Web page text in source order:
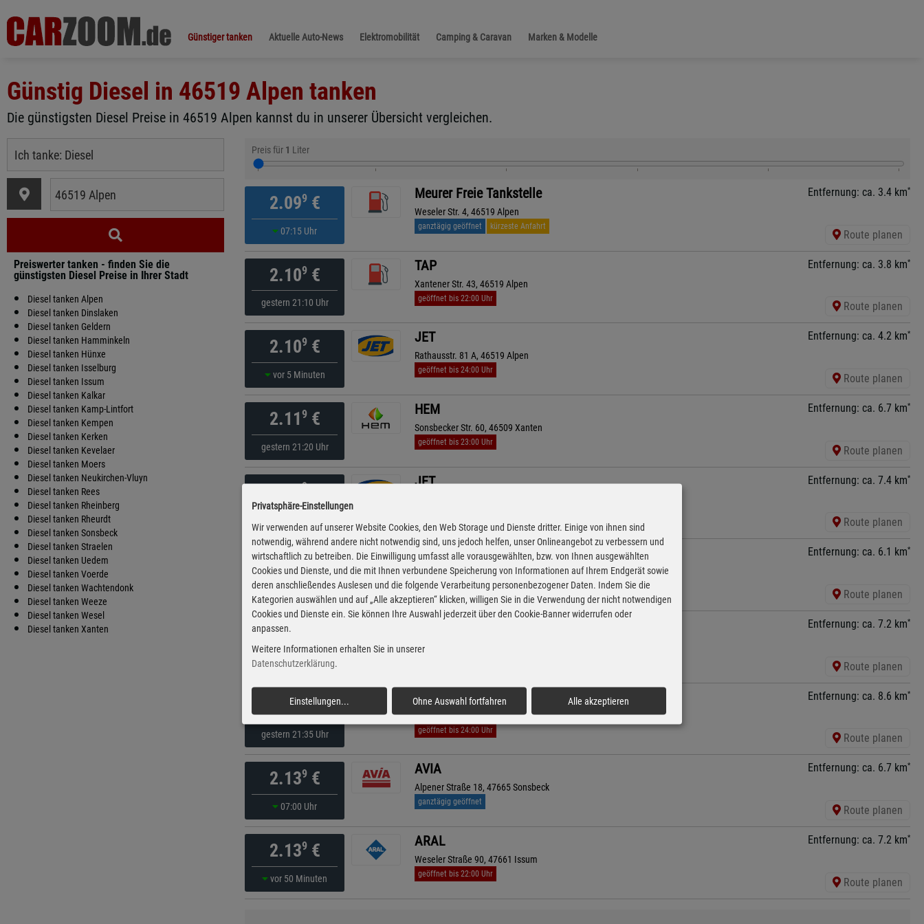
Günstiger tanken Aktuelle Auto-News Elektromobilität Camping & Caravan Marken & Modelle
Günstig Diesel in 46519 Alpen tanken
Die günstigsten Diesel Preise in 46519 Alpen kannst du in unserer Übersicht vergleichen.
Preiswerter tanken - finden Sie die
günstigsten Diesel Preise in Ihrer Stadt
Diesel tanken Alpen
Diesel tanken Dinslaken
Diesel tanken Geldern
Diesel tanken Hamminkeln
Diesel tanken Hünxe
Diesel tanken Isselburg
Diesel tanken Issum
Diesel tanken Kalkar
Diesel tanken Kamp-Lintfort
Diesel tanken Kempen
Diesel tanken Kerken
Diesel tanken Kevelaer
Diesel tanken Moers
Diesel tanken Neukirchen-Vluyn
Diesel tanken Rees
Diesel tanken Rheinberg
Diesel tanken Rheurdt
Diesel tanken Sonsbeck
Diesel tanken Straelen
Diesel tanken Uedem
Diesel tanken Voerde
Diesel tanken Wachtendonk
Diesel tanken Weeze
Diesel tanken Wesel
Diesel tanken Xanten
Preis für 1 Liter
2.099€
07:15 Uhr
Meurer Freie Tankstelle
Weseler Str. 4, 46519 Alpen
ganztägig geöffnet kürzeste Anfahrt
Entfernung: ca. 3.4 km*
Route planen
2.109€
gestern 21:10 Uhr
TAP
Xantener Str. 43, 46519 Alpen
geöffnet bis 22:00 Uhr
Entfernung: ca. 3.8 km*
Route planen
2.109€
vor 5 Minuten
JET
Rathausstr. 81 A, 46519 Alpen
geöffnet bis 24:00 Uhr
Entfernung: ca. 4.2 km*
Route planen
2.11 9€
gestern 21:20 Uhr
HEM
Sonsbecker Str. 60, 46509 Xanten
geöffnet bis 23:00 Uhr
Entfernung: ca. 6.7 km*
Route planen
2.119€ JET Entfernung: ca. 7.4 km*
Route planen
2.129€
gestern 21:25 Uhr
TotalEnergies
Rheinberger Str. 15, 46509 Xanten
geöffnet bis 22:00 Uhr
Entfernung: ca. 6.1 km*
Route planen
2.12
06:50 Uhr
BFT Tankstelle Entfernung: ca. 7.2 km*
Route planen
2.129€
gestern 21:35 Uhr
Shell
Weseler Str. 101, 46487 Wesel
geöffnet bis 24:00 Uhr
Entfernung: ca. 8.6 km*
Route planen
2.139€
07:00 Uhr
AVIA
Alpener Straße 18, 47665 Sonsbeck
ganztägig geöffnet
Entfernung: ca. 6.7 km*
Route planen
2.139€
vor 50 Minuten
ARAL
Weseler Straße 90, 47661 Issum
geöffnet bis 22:00 Uhr
Entfernung: ca. 7.2 km*
Route planen
Privatsphäre-Einstellungen
Wir verwenden auf unserer Website Cookies, den Web Storage und Dienste dritter. Einige von ihnen sind
notwendig, während andere nicht notwendig sind, uns jedoch helfen, unser Onlineangebot zu verbessern und
wirtschaftlich zu betreiben. Die Einwilligung umfasst alle vorausgewählten, bzw. von Ihnen ausgewählten
Cookies und Dienste, und die mit Ihnen verbundene Speicherung von Informationen auf Ihrem Endgerät sowie
deren anschließendes Auslesen und die folgende Verarbeitung personenbezogener Daten. Indem Sie die
Kategorien auswählen und auf „Alle akzeptieren“ klicken, willigen Sie in die Verwendung der nicht notwendigen
Cookies und Dienste ein. Sie können Ihre Auswahl jederzeit über den Cookie-Banner widerrufen oder
anpassen.
Weitere Informationen erhalten Sie in unserer
Datenschutzerklärung.
Einstellungen... Ohne Auswahl fortfahren Alle akzeptieren